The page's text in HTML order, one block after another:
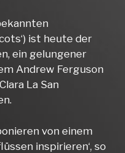
ist heute der
ein gelungener
Andrew Ferguson
La San
von einem
inspirieren‘, so